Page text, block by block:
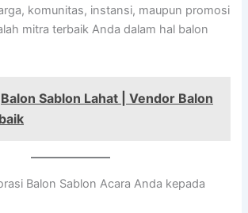
komunitas, instansi, maupun promosi
mitra terbaik Anda dalam hal balon
Balon Sablon Lahat | Vendor Balon
Balon Sablon Acara Anda kepada